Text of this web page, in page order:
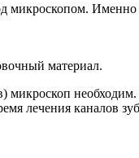
Именно
материал.
лечения каналов